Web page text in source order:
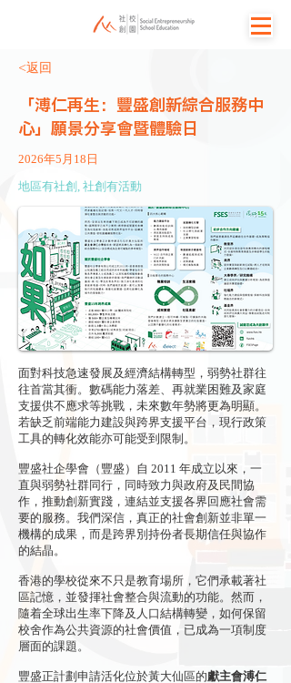
<返回
「溥仁再生：豐盛創新綜合服務中
心」願景分享會暨體驗日
2026年5月18日
地區有社創, 社創有活動
面對科技急速發展及經濟結構轉型，弱勢社群往
往首當其衝。數碼能力落差、再就業困難及家庭
支援供不應求等挑戰，未來數年勢將更為明顯。
若缺乏前端能力建設與跨界支援平台，現行政策
工具的轉化效能亦可能受到限制。
豐盛社企學會（豐盛）自 2011 年成立以來，一
直與弱勢社群同行，同時致力與政府及民間協
作，推動創新實踐，連結並支援各界回應社會需
要的服務。我們深信，真正的社會創新並非單一
機構的成果，而是跨界別持份者長期信任與協作
的結晶。
香港的學校從來不只是教育場所，它們承載著社
區記憶，並發揮社會整合與流動的功能。然而，
隨着全球出生率下降及人口結構轉變，如何保留
校舍作為公共資源的社會價值，已成為一項制度
層面的課題。
豐盛正計劃申請活化位於黃大仙區的獻主會溥仁